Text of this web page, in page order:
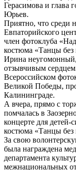
Герасимова и глава
Юрьев.
Приятно, что среди
Евпаторийского
член фотоклуба
костюма «Танцы
Ирина
отзывчивым
Всероссийском
Великой Победы,
Калининграде.
А вчера, прямо с
помчалась в
концерте для детей-
костюма «Танцы без
За свою
была награждена
департамента
межнациональных